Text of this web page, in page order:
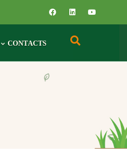
CONTACTS